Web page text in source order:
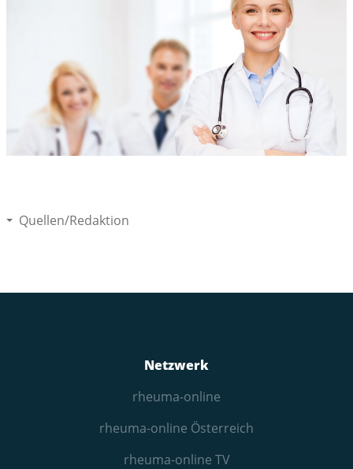
Quellen/Redaktion
Netzwerk
rheuma-online
rheuma-online Österreich
rheuma-online TV